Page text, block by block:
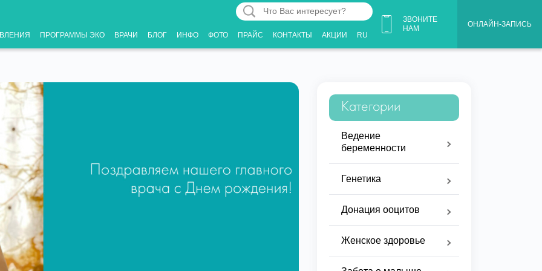
ПРОГРАММЫ ЭКО ВРАЧИ БЛОГ ИНФО ФОТО ПРАЙС КОНТАКТЫ АКЦИИ RU
Что
Вас
интересует?
ЗВОНИТЕ
НАМ
ОНЛАЙН-ЗАПИСЬ
Категории
Ведение
беременности
Генетика
Донация ооцитов
Женское здоровье